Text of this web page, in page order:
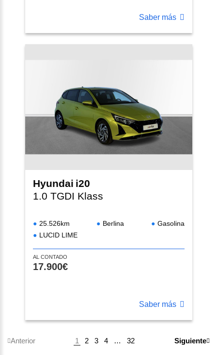
Saber más
Hyundai i20
1.0 TGDI Klass
25.526km Berlina
Gasolina
LUCID LIME
AL CONTADO
17.900€
Saber más
Anterior 1 2 3 4 … 32 Siguiente